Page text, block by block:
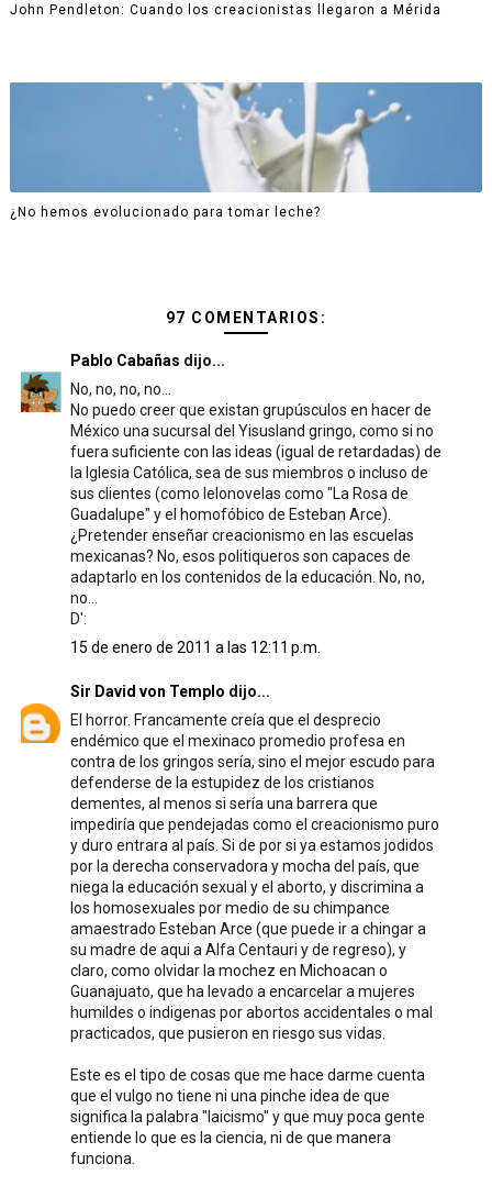
John Pendleton: Cuando los creacionistas llegaron a Mérida
¿No hemos evolucionado para tomar leche?
97 COMENTARIOS:
Pablo Cabañas dijo...
No, no, no, no...
No puedo creer que existan grupúsculos en hacer de
México una sucursal del Yisusland gringo, como si no
fuera suficiente con las ideas (igual de retardadas) de
la Iglesia Católica, sea de sus miembros o incluso de
sus clientes (como lelonovelas como "La Rosa de
Guadalupe" y el homofóbico de Esteban Arce).
¿Pretender enseñar creacionismo en las escuelas
mexicanas? No, esos politiqueros son capaces de
adaptarlo en los contenidos de la educación. No, no,
no...
D':
15 de enero de 2011 a las 12:11 p.m.
Sir David von Templo dijo...
El horror. Francamente creía que el desprecio
endémico que el mexinaco promedio profesa en
contra de los gringos sería, sino el mejor escudo para
defenderse de la estupidez de los cristianos
dementes, al menos si sería una barrera que
impediría que pendejadas como el creacionismo puro
y duro entrara al país. Si de por si ya estamos jodidos
por la derecha conservadora y mocha del país, que
niega la educación sexual y el aborto, y discrimina a
los homosexuales por medio de su chimpance
amaestrado Esteban Arce (que puede ir a chingar a
su madre de aqui a Alfa Centauri y de regreso), y
claro, como olvidar la mochez en Michoacan o
Guanajuato, que ha levado a encarcelar a mujeres
humildes o indigenas por abortos accidentales o mal
practicados, que pusieron en riesgo sus vidas.
Este es el tipo de cosas que me hace darme cuenta
que el vulgo no tiene ni una pinche idea de que
significa la palabra "laicismo" y que muy poca gente
entiende lo que es la ciencia, ni de que manera
funciona.